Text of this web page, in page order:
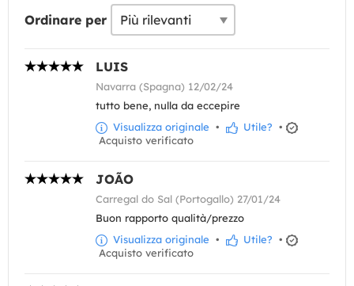
Ordinare per
LUIS
Navarra (Spagna) 12/02/24
tutto bene, nulla da eccepire
Visualizza originale • Utile? •
Acquisto verificato
JOÃO
Carregal do Sal (Portogallo) 27/01/24
Buon rapporto qualità/prezzo
Visualizza originale • Utile? •
Acquisto verificato